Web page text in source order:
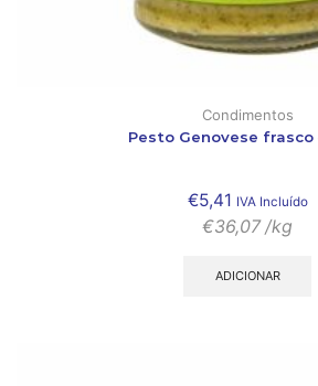
Condimentos
Pesto Genovese frasco
€5,41 IVA Incluído
€36,07 /kg
ADICIONAR